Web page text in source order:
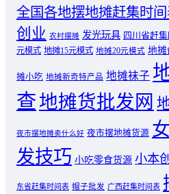
全国各地摆地摊赶集时间
创业 农村摆摊 发光玩具 四川省赶
元模式 地摊15元模式 地摊20元模式 地摊
摊小吃 地摊新奇特产品 地摊袜子
查地摊货批发网
夜市摆地摊卖什么好 夜市摆地摊货源
发技巧 小吃零食货源 小本
东省赶集时间表 帽子批发 广西赶集时间表